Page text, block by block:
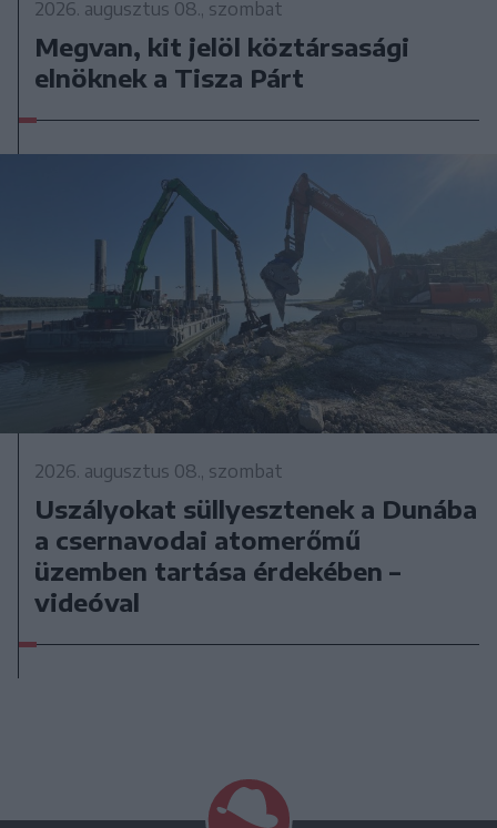
2026. augusztus 08., szombat
Megvan, kit jelöl köztársasági
elnöknek a Tisza Párt
2026. augusztus 08., szombat
Uszályokat süllyesztenek a Dunába
a csernavodai atomerőmű
üzemben tartása érdekében –
videóval